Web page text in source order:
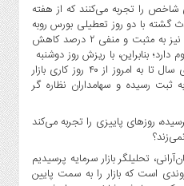
شاخص را تجربه می‌کنند که از هفته
گشته با دو روز تعطیلی بورس روبه
رو شد و دامنه نوسان معاملات سهام نیز به مثبت و منفی ۲ درصد کاهش
بنابراین، با ریزش روز دوشنبه
نماگر کل بورس، در مجموع از ابتدای سال تا به امروز از ۴۰ روز کاری بازار
به ثبت رسیده و سهامداران نظاره گر
روز‌های پاییزی را تجربه می‌کند
تحلیلگر بازار سرمایه پرسیدیم
است که بازار را به سمت پایین